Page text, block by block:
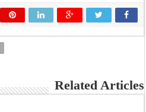
Related Articles